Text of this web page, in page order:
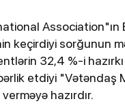
Association"ın
keçirdiyi sorğunun
32,4 %-i
etdiyi "Vətəndaş
hazırdır.